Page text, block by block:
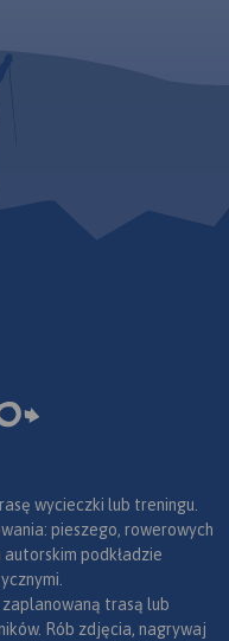
wycieczki lub treningu.
pieszego, rowerowych
podkładzie
trasą lub
Rób zdjęcia, nagrywaj